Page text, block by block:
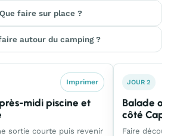
Que faire sur place ?
autour du camping ?
Imprimer
midi piscine et
sortie courte puis revenir
JOUR 2
Balade
côté Cap
Faire